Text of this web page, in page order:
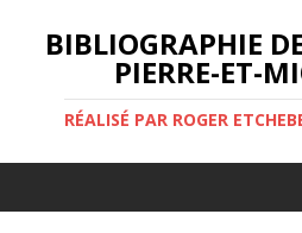
BIBLIOGRAPHIE
PIERRE-ET-
RÉALISÉ PAR ROGER